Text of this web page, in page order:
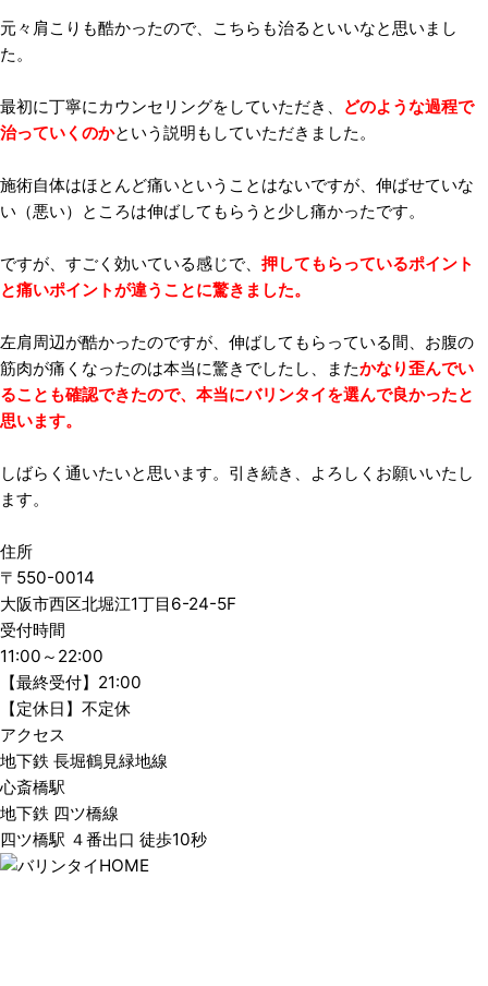
元々肩こりも酷かったので、こちらも治るといいなと思いまし
た。
最初に丁寧にカウンセリングをしていただき、
どのような過程で
治っていくのかという説明もしていただきました。
施術自体はほとんど痛いということはないですが、伸ばせていな
い（悪い）ところは伸ばしてもらうと少し痛かったです。
ですが、すごく効いている感じで、 押してもらっているポイント
と痛いポイントが違うことに驚きました。
左肩周辺が酷かったのですが、伸ばしてもらっている間、お腹の
筋肉が痛くなったのは本当に驚きでしたし、またかなり歪んでい
ることも確認できたので、本当にバリンタイを選んで良かったと
思います。
しばらく通いたいと思います。引き続き、よろしくお願いいたし
ます。
住所
〒550-0014
大阪市西区北堀江1丁目6-24-5F
受付時間
11:00～22:00
【最終受付】21:00
【定休日】不定休
アクセス
地下鉄 長堀鶴見緑地線
心斎橋駅
地下鉄 四ツ橋線
四ツ橋駅 ４番出口 徒歩10秒